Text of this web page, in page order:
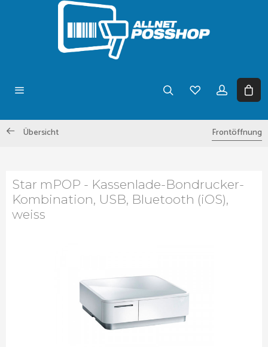
Übersicht Frontöffnung
Star mPOP - Kassenlade-Bondrucker-
Kombination, USB, Bluetooth (iOS),
weiss